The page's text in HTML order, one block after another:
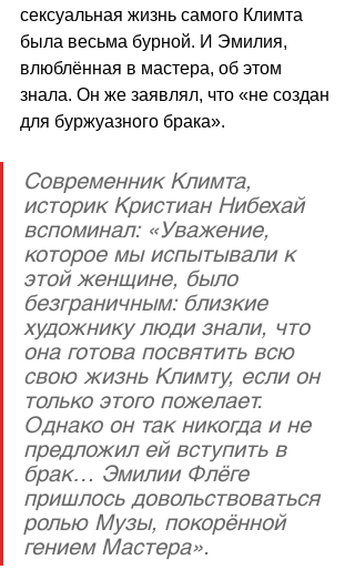
сексуальная жизнь самого Климта
была весьма бурной. И Эмилия,
влюблённая в мастера, об этом
знала. Он же заявлял, что «не создан
для буржуазного брака».
Современник Климта,
историк Кристиан Нибехай
вспоминал: «Уважение,
которое мы испытывали к
этой женщине, было
безграничным: близкие
художнику люди знали, что
она готова посвятить всю
свою жизнь Климту, если он
только этого пожелает.
Однако он так никогда и не
предложил ей вступить в
брак… Эмилии Флёге
пришлось довольствоваться
ролью Музы, покорённой
гением Мастера».